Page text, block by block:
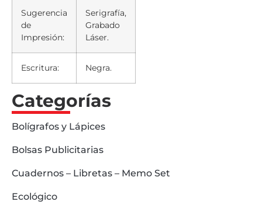
Sugerencia
de
Impresión:
Serigrafía,
Grabado
Láser.
Escritura: Negra.
Categorías
Bolígrafos y Lápices
Bolsas Publicitarias
Cuadernos – Libretas – Memo Set
Ecológico